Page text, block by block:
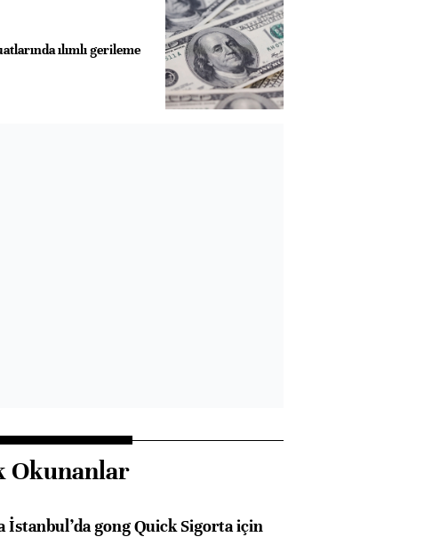
ılımlı gerileme
Okunanlar
İstanbul’da gong Quick Sigorta için